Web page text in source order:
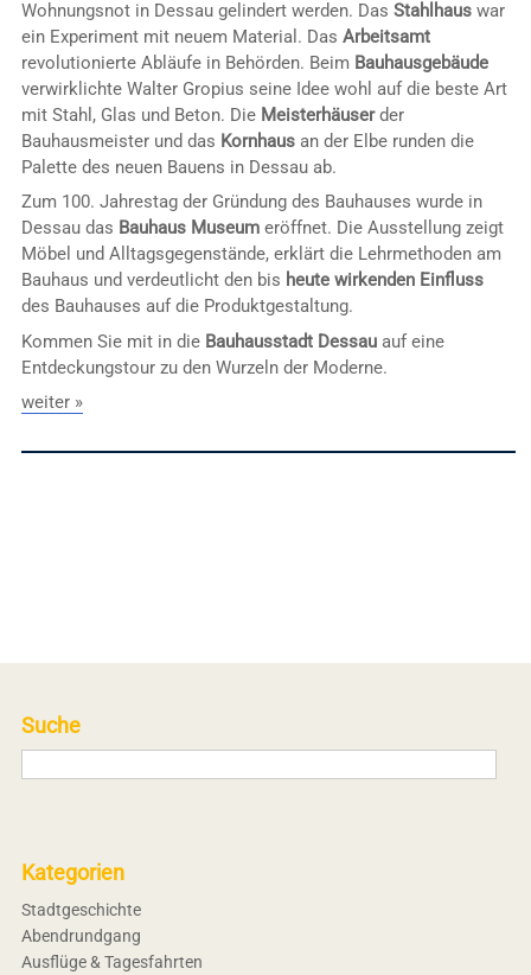
Wohnungsnot in Dessau gelindert werden. Das Stahlhauswar
ein Experiment mit neuem Material. Das Arbeitsamt
revolutionierte Abläufe in Behörden. Beim Bauhausgebäude
verwirklichte Walter Gropius seine Idee wohl auf die beste Art
mit Stahl, Glas und Beton. Die Meisterhäuserder
Bauhausmeister und das Kornhausan der Elbe runden die
Palette des neuen Bauens in Dessau ab.
Zum 100. Jahrestag der Gründung des Bauhauses wurde in
Dessau das Bauhaus Museumeröffnet. Die Ausstellung zeigt
Möbel und Alltagsgegenstände, erklärt die Lehrmethoden am
Bauhaus und verdeutlicht den bis heute wirkenden Einfluss
des Bauhauses auf die Produktgestaltung.
Kommen Sie mit in die Bauhausstadt Dessauauf eine
Entdeckungstour zu den Wurzeln der Moderne.
weiter »
Suche
Kategorien
Stadtgeschichte
Abendrundgang
Ausflüge & Tagesfahrten